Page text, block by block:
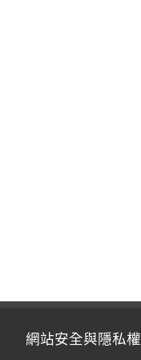
網站安全與隱私權